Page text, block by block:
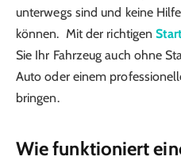
unterwegs sind und keine
können. Mit der richtigen
Sie Ihr Fahrzeug auch ohne
Auto oder einem
bringen.
Wie funktioniert